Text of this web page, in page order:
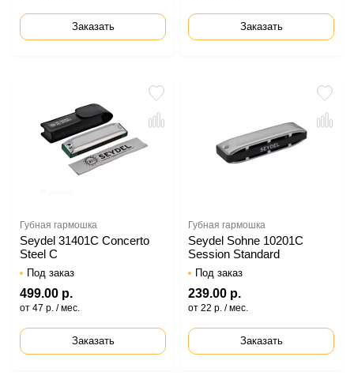
Заказать Заказать
Губная гармошка
Seydel 31401C Concerto
Steel C
Под заказ
499.00 р.
от 47 р. / мес.
Заказать
Губная гармошка
Seydel Sohne 10201C
Session Standard
Под заказ
239.00 р.
от 22 р. / мес.
Заказать